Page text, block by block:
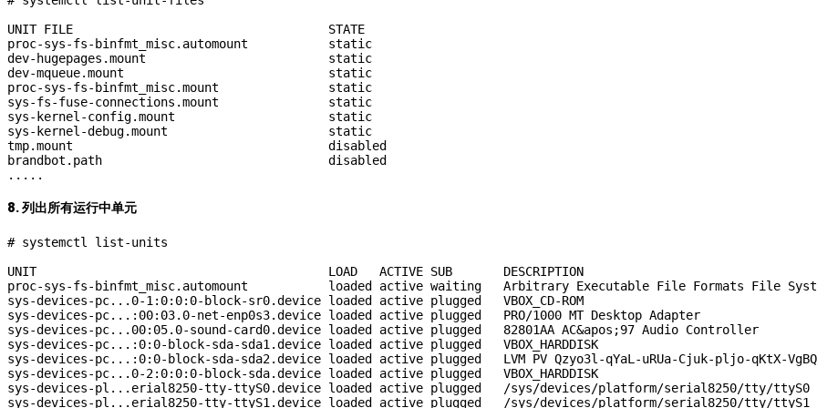
UNIT FILE                                   STATE
proc-sys-fs-binfmt_misc.automount           static
dev-hugepages.mount                         static
dev-mqueue.mount                            static
proc-sys-fs-binfmt_misc.mount               static
sys-fs-fuse-connections.mount               static
sys-kernel-config.mount                     static
sys-kernel-debug.mount                      static
tmp.mount                                   disabled
brandbot.path                               disabled
8. 列出所有运行中单元
# systemctl list-units
UNIT                                        LOAD   ACTIVE SUB       DESCRIPTION
proc-sys-fs-binfmt_misc.automount           loaded active waiting   Arbitrary Executable File Formats File
sys-devices-pc...0-1:0:0:0-block-sr0.device loaded active plugged   VBOX_CD-ROM
sys-devices-pc...:00:03.0-net-enp0s3.device loaded active plugged   PRO/1000 MT Desktop Adapter
sys-devices-pc...00:05.0-sound-card0.device loaded active plugged   82801AA AC&apos;97 Audio Controller
sys-devices-pc...:0:0-block-sda-sda1.device loaded active plugged   VBOX_HARDDISK
sys-devices-pc...:0:0-block-sda-sda2.device loaded active plugged   LVM PV Qzyo3l-qYaL-uRUa-Cjuk-pljo-qKtX-
sys-devices-pc...0-2:0:0:0-block-sda.device loaded active plugged   VBOX_HARDDISK
sys-devices-pl...erial8250-tty-ttyS0.device loaded active plugged   /sys/devices/platform/serial8250/tty/ttyS0
sys-devices-pl...erial8250-tty-ttyS1.device loaded active plugged   /sys/devices/platform/serial8250/tty/ttyS1